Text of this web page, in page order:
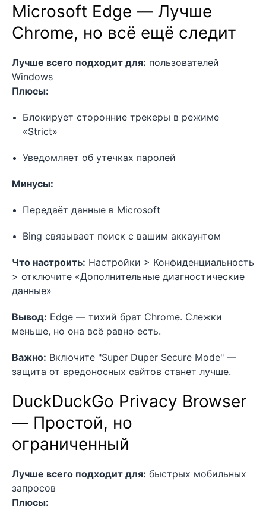
Microsoft Edge — Лучше
Chrome, но всё ещё следит
Лучше всего подходит для: пользователей
Windows
Плюсы:
Блокирует сторонние трекеры в режиме
«Strict»
Уведомляет об утечках паролей
Минусы:
Передаёт данные в Microsoft
Bing связывает поиск с вашим аккаунтом
Что настроить: Настройки > Конфиденциальность
> отключите «Дополнительные диагностические
данные»
Вывод: Edge — тихий брат Chrome. Слежки
меньше, но она всё равно есть.
Важно: Включите "Super Duper Secure Mode" —
защита от вредоносных сайтов станет лучше.
DuckDuckGo Privacy Browser
— Простой, но
ограниченный
Лучше всего подходит для: быстрых мобильных
запросов
Плюсы: